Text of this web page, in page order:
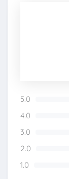
5.0
4.0
3.0
2.0
1.0